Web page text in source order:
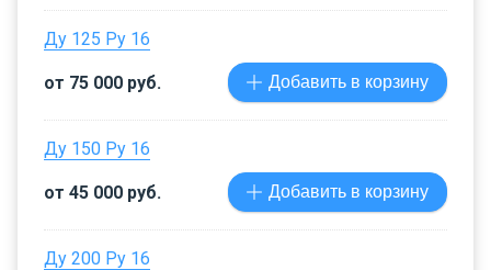
Ду 125 Ру 16
от 75 000 руб. Добавить в корзину
Ду 150 Ру 16
от 45 000 руб. Добавить в корзину
Ду 200 Ру 16